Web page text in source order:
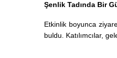
Şenlik Tadında Bir
Etkinlik boyunca
buldu. Katılımcılar,